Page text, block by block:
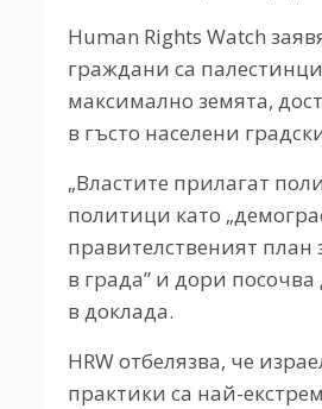
Human Rights Watch
граждани са
максимално земята,
в гъсто населени
„Властите прилагат
политици като
правителственият план
в града” и дори
в доклада.
HRW отбелязва, че
практики са най-